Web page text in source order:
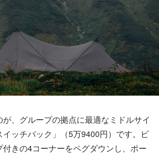
が、グループの拠点に最適なミドルサイ
イッチバック」（5万9400円）です。ビ
きの4コーナーをペグダウンし、ポー